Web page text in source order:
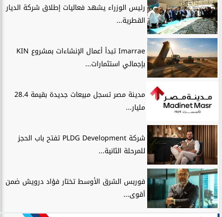
رئيس الوزراء يشهد فعاليات إطلاق شركة الديار
القطرية...
Imarrae تبدأ أعمال الإنشاءات بمشروع KIN
بإجمالي استثمارات...
مدينة مصر تسجل مبيعات جديدة بقيمة 28.4
مليار...
شركة PLDG Development تفتح باب الحجز
للمرحلة الثانية...
فوربس الشرق الأوسط تختار فؤاد درويش ضمن
أقوى...